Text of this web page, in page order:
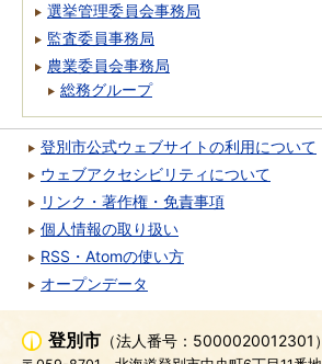
選挙管理委員会事務局
監査委員事務局
農業委員会事務局
総務グループ
登別市公式ウェブサイトの利用について
ウェブアクセシビリティについて
リンク・著作権・免責事項
個人情報の取り扱い
RSS・Atomの使い方
オープンデータ
登別市 （法人番号：5000020012301）